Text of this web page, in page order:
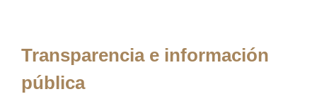
Transparencia e información
pública